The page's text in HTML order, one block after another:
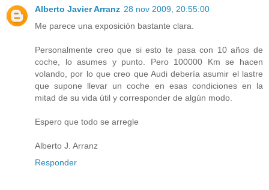
Alberto Javier Arranz 28 nov 2009, 20:55:00
Me parece una exposición bastante clara.
Personalmente creo que si esto te pasa con 10 años de
coche, lo asumes y punto. Pero 100000 Km se hacen
volando, por lo que creo que Audi debería asumir el lastre
que supone llevar un coche en esas condiciones en la
mitad de su vida útil y corresponder de algún modo.
Espero que todo se arregle
Alberto J. Arranz
Responder